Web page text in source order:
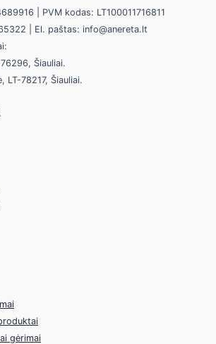
| PVM kodas: LT100011716811
| El. paštas: info@anereta.lt
Šiauliai.
LT-78217, Šiauliai.
gėrimai